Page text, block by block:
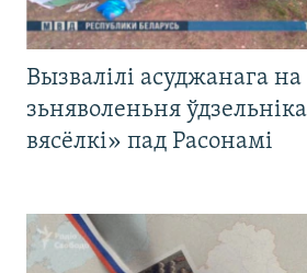
Вызвалілі асуджанага
зьняволеньня
вясёлкі» пад Расонамі